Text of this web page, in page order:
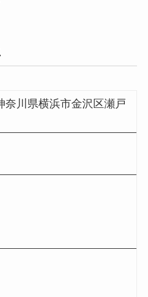
川県横浜市金沢区瀬戸